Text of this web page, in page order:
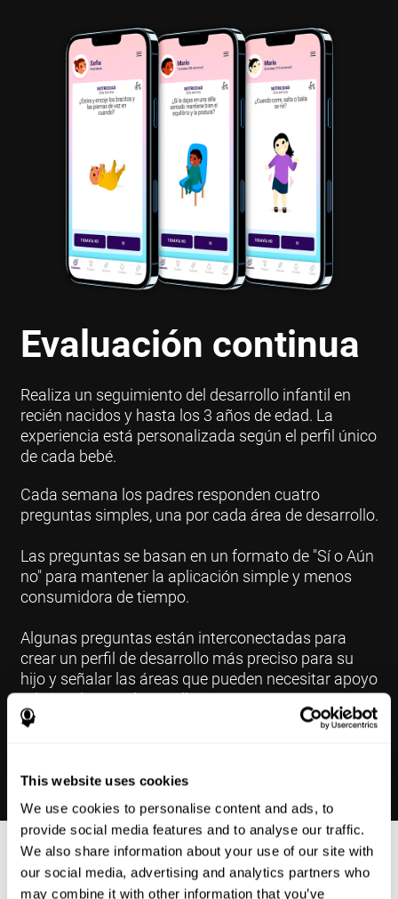
This website uses cookies
We use cookies to personalise content and ads, to
provide social media features and to analyse our traffic.
We also share information about your use of our site with
our social media, advertising and analytics partners who
may combine it with other information that you’ve
Evaluación continua
Realiza un seguimiento del desarrollo infantil en
recién nacidos y hasta los 3 años de edad. La
experiencia está personalizada según el perfil único
de cada bebé.
Cada semana los padres responden cuatro
preguntas simples, una por cada área de desarrollo.
Las preguntas se basan en un formato de "Sí o Aún
no" para mantener la aplicación simple y menos
consumidora de tiempo.
Algunas preguntas están interconectadas para
crear un perfil de desarrollo más preciso para su
hijo y señalar las áreas que pueden necesitar apoyo
adicional en su desarrollo.
Resultados